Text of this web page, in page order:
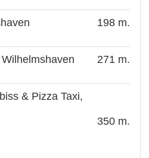
198 m.
271 m.
& Pizza Taxi,
350 m.